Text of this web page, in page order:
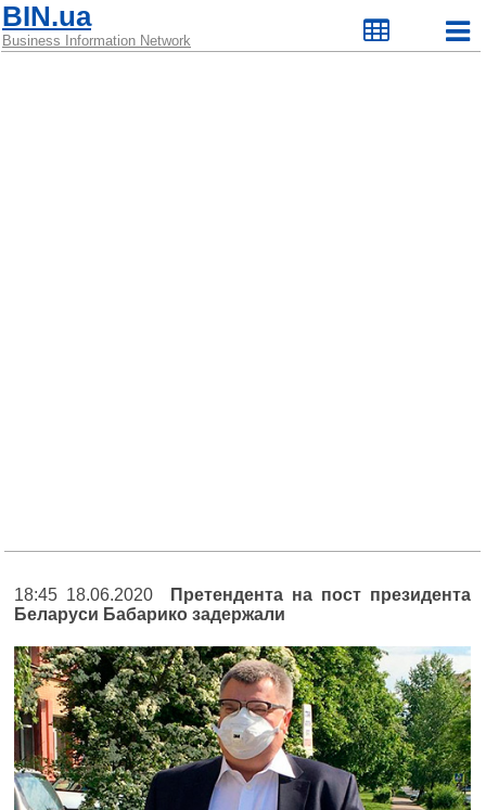
BIN.ua
Business Information Network
18:45 18.06.2020
Претендента на пост президента
Беларуси Бабарико задержали